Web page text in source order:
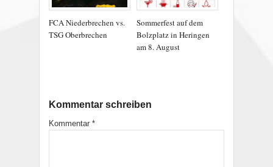
FCA Niederbrechen vs.
TSG Oberbrechen
Sommerfest auf dem
Bolzplatz in Heringen
am 8. August
Kommentar schreiben
Kommentar *